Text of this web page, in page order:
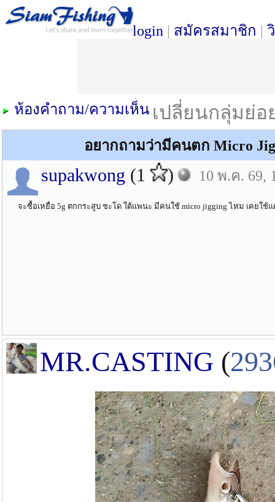
login | สมัครสมาชิก |
เปลี่ยนกลุ่มย่
ห้องคำถาม/ความเห็น
อยากถามว่ามีคนตก Micro
supakwong (1 ) 10 พ.ค. 69,
จะซื้อเหยื่อ 5g ตกกระสูบ ชะโด ใต้แพนะ มีคนใช้ micro jigging ไหม เคยใช้
MR.CASTING (